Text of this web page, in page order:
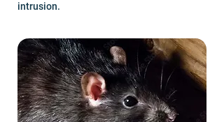
intrusion.